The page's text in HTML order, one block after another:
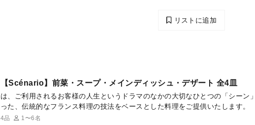
リストに追加
【Scénario】前菜・スープ・メインディッシュ・デザート 全4皿
は、ご利用されるお客様の人生というドラマのなかの大切なひとつの「シー
った、伝統的なフランス料理の技法をベースとした料理をご提供いたします。
4品 1〜6名